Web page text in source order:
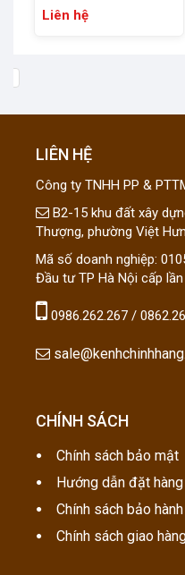
Liên hệ
LIÊN HỆ
Công ty TNHH PP &
B2-15 khu đất xây
Thượng, phường Việt
Mã số doanh nghiệp:
Đầu tư TP Hà Nội cấp
0986.262.267 /
CHÍNH SÁCH
Chính sách bảo mật
Hướng dẫn đặt hàng
Chính sách bảo hành
Chính sách giao